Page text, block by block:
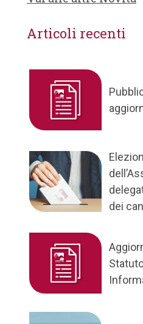
Articoli recenti
dei